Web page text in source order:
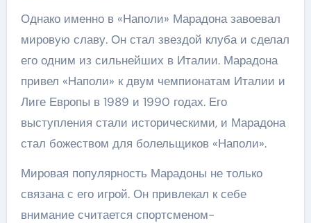
Однако именно в «Наполи» Марадона завоевал
мировую славу. Он стал звездой клуба и сделал
его одним из сильнейших в Италии. Марадона
привел «Наполи» к двум чемпионатам Италии и
Лиге Европы в 1989 и 1990 годах. Его
выступления стали историческими, и Марадона
стал божеством для болельщиков «Наполи».
Мировая популярность Марадоны не только
связана с его игрой. Он привлекал к себе
внимание считается спортсменом-